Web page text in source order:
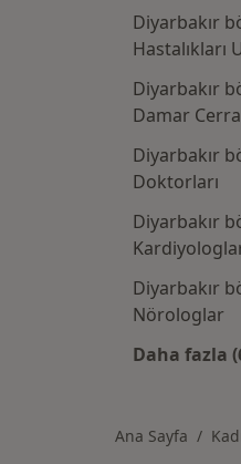
Diyarbakır
Hastalıkları
Diyarbakır
Damar
Diyarbakır
Doktorları
Diyarbakır
Diyarbakır
Nörologlar
Daha fazla
Ana Sayfa